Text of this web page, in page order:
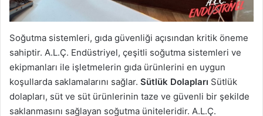
Soğutma sistemleri, gıda güvenliği açısından kritik öneme
sahiptir. A.L.Ç. Endüstriyel, çeşitli soğutma sistemleri ve
ekipmanları ile işletmelerin gıda ürünlerini en uygun
koşullarda saklamalarını sağlar. Sütlük Dolapları Sütlük
dolapları, süt ve süt ürünlerinin taze ve güvenli bir şekilde
saklanmasını sağlayan soğutma üniteleridir. A.L.Ç.